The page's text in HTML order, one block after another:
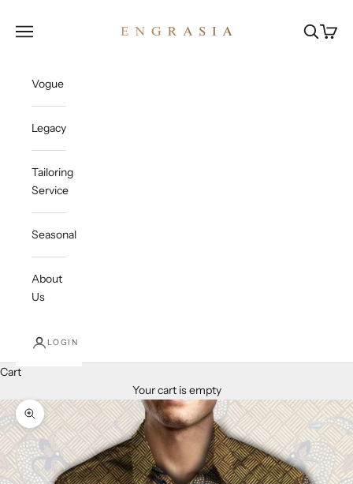
Open navigation menu OpenOpen
Vogue
Legacy
Tailoring
Service
Seasonal
About
Us
LOGIN
Cart
Your cart is empty
Zoom picture